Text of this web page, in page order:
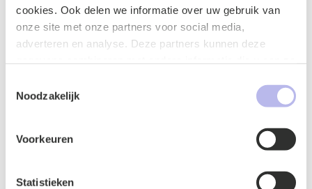
cookies. Ook delen we informatie over uw gebruik van
onze site met onze partners voor social media,
adverteren en analyse. Deze partners kunnen deze
uw gebruik van hun services.
Noodzakelijk
Voorkeuren
Statistieken
AI and salary transparency: what should
an HR employee know
27 November - 12:00
Event